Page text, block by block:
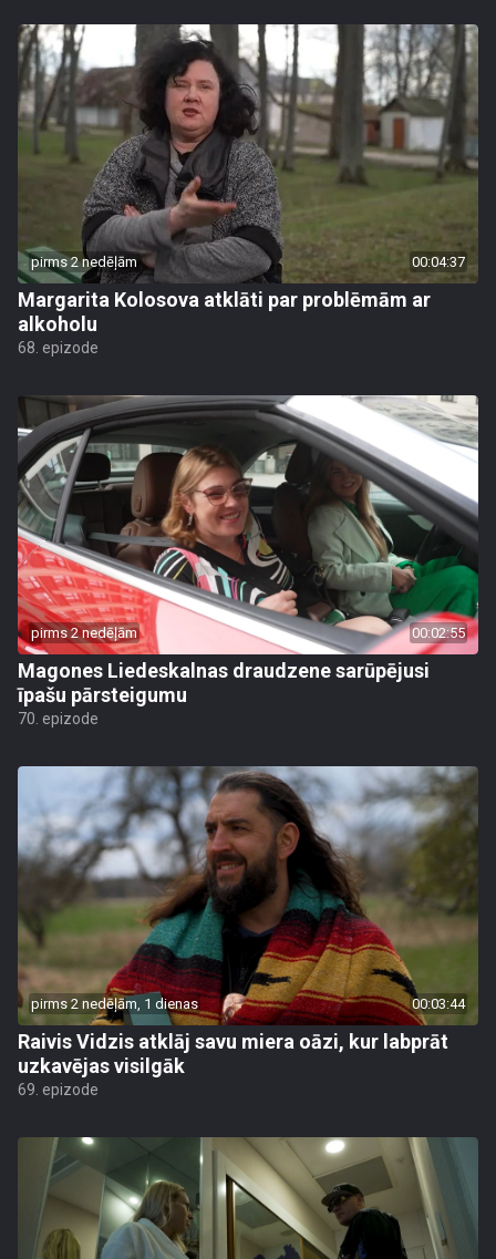
pirms 2 nedēļām 00:04:37
Margarita Kolosova atklāti par problēmām ar
alkoholu
68. epizode
pirms 2 nedēļām 00:02:55
Magones Liedeskalnas draudzene sarūpējusi
īpašu pārsteigumu
70. epizode
pirms 2 nedēļām, 1 dienas 00:03:44
Raivis Vidzis atklāj savu miera oāzi, kur labprāt
uzkavējas visilgāk
69. epizode